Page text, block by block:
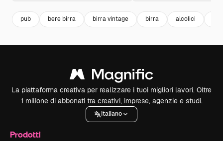
pub bere birra birra vintage birra alcolici
La piattaforma creativa per realizzare i tuoi migliori lavori. Oltre
1 milione di abbonati tra creativi, imprese, agenzie e studi.
Italiano
Prodotti